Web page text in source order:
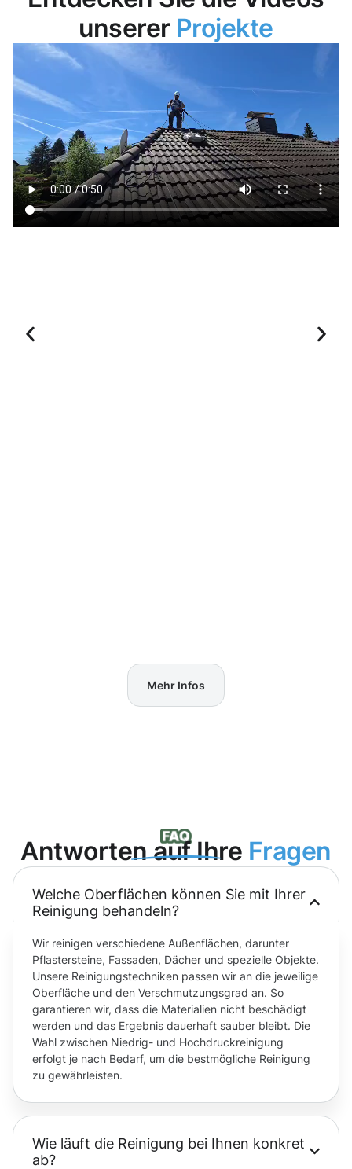
unserer Projekte
Mehr Infos
Antworten auf Ihre Fragen
Welche Oberflächen können Sie mit Ihrer
Reinigung behandeln?
Wir reinigen verschiedene Außenflächen, darunter
Pflastersteine, Fassaden, Dächer und spezielle Objekte.
Unsere Reinigungstechniken passen wir an die jeweilige
Oberfläche und den Verschmutzungsgrad an. So
garantieren wir, dass die Materialien nicht beschädigt
werden und das Ergebnis dauerhaft sauber bleibt. Die
Wahl zwischen Niedrig- und Hochdruckreinigung
erfolgt je nach Bedarf, um die bestmögliche Reinigung
zu gewährleisten.
Wie läuft die Reinigung bei Ihnen konkret
ab?